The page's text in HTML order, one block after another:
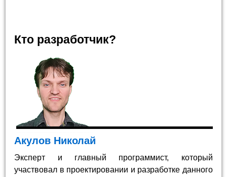
Кто разработчик?
Акулов Николай
Эксперт и главный программист, который
участвовал в проектировании и разработке данного